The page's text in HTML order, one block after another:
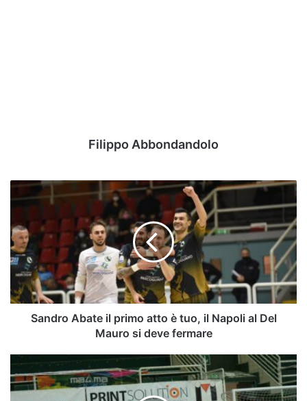
Filippo Abbondandolo
Sandro
Abate
primo
atto
è
tuo,
il
Napoli
deve
fermare
Sandro Abate il primo atto è tuo, il Napoli al Del
Mauro si deve fermare
Sandro
Abate